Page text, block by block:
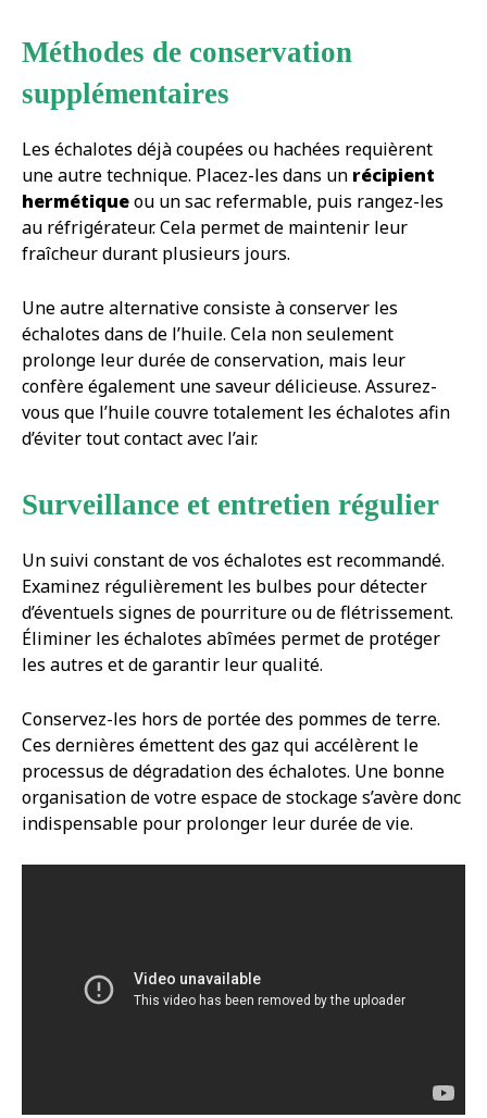
Méthodes de conservation
supplémentaires
Les échalotes déjà coupées ou hachées requièrent
une autre technique. Placez-les dans un récipient
hermétiqueou un sac refermable, puis rangez-les
au réfrigérateur. Cela permet de maintenir leur
fraîcheur durant plusieurs jours.
Une autre alternative consiste à conserver les
échalotes dans de l’huile. Cela non seulement
prolonge leur durée de conservation, mais leur
confère également une saveur délicieuse. Assurez-
vous que l’huile couvre totalement les échalotes afin
d’éviter tout contact avec l’air.
Surveillance et entretien régulier
Un suivi constant de vos échalotes est recommandé.
Examinez régulièrement les bulbes pour détecter
d’éventuels signes de pourriture ou de flétrissement.
Éliminer les échalotes abîmées permet de protéger
les autres et de garantir leur qualité.
Conservez-les hors de portée des pommes de terre.
Ces dernières émettent des gaz qui accélèrent le
processus de dégradation des échalotes. Une bonne
organisation de votre espace de stockage s’avère donc
indispensable pour prolonger leur durée de vie.